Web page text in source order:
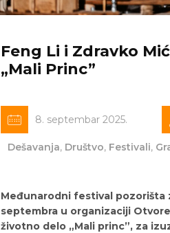
Feng Li i Zdravko
„Mali Princ”
8. septembar 2025.
Dešavanja, Društvo, Festivali,
Međunarodni festival pozorišta
septembra u organizaciji
životno delo „Mali princ”, za